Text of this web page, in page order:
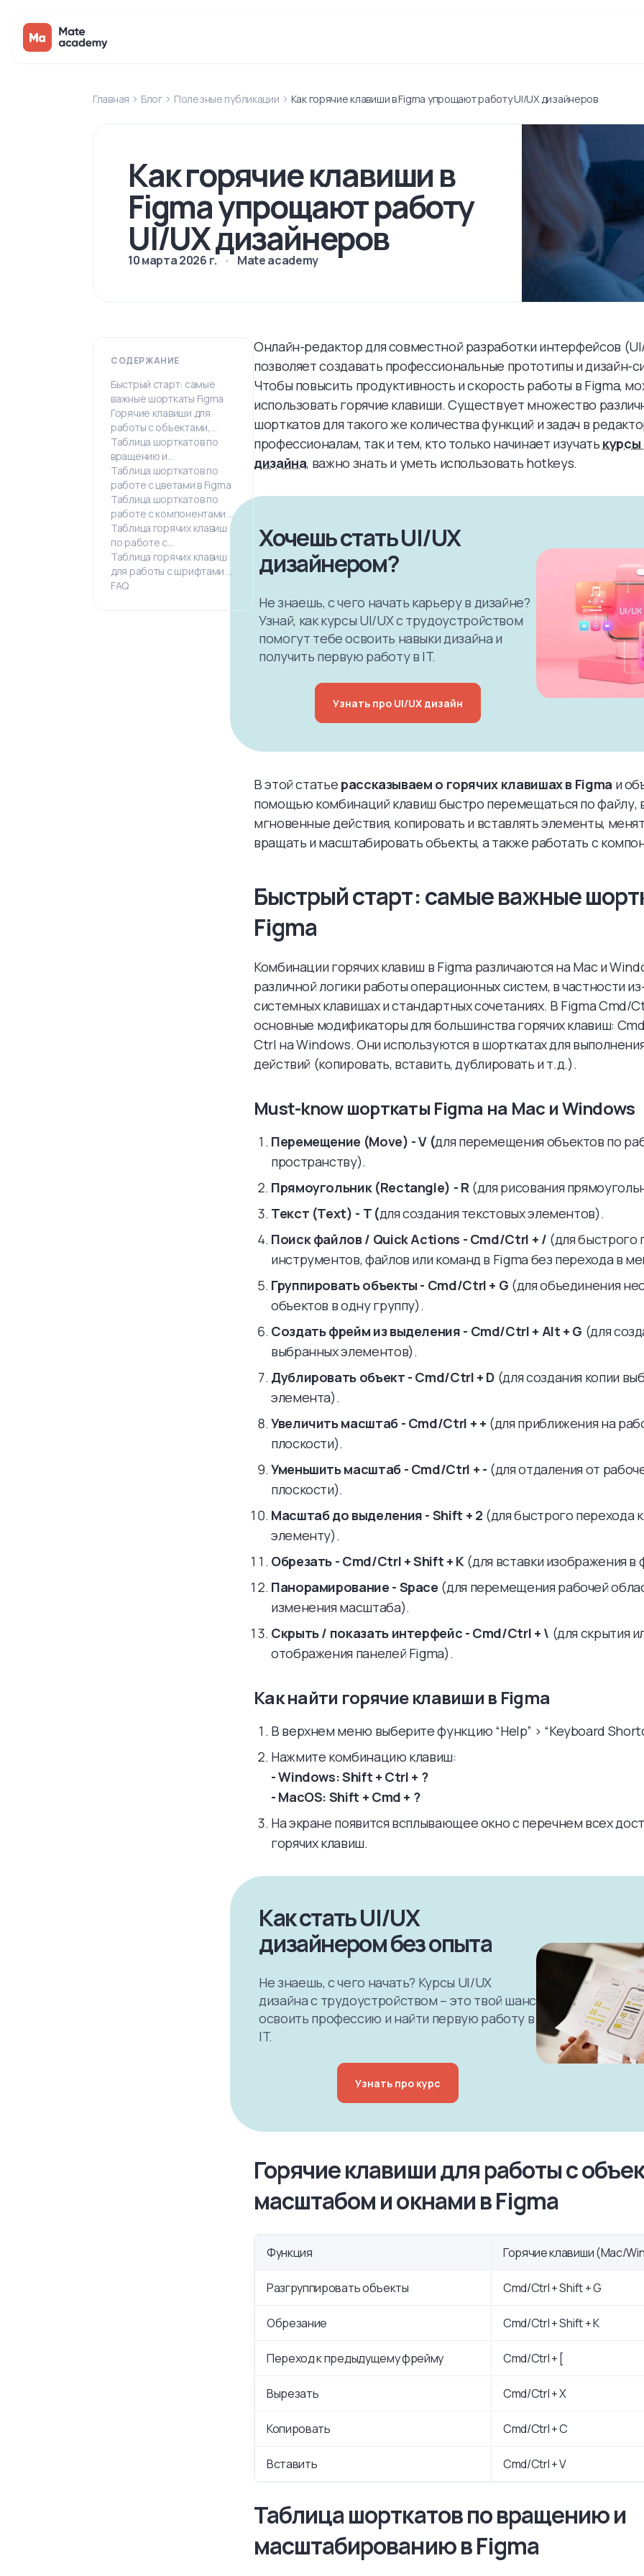
Главная Блог Полезные публикации Как горячие клавиши в Figma упрощают работу UI/UX дизайнеров
Как горячие клавиши в
Figma упрощают работу
UI/UX дизайнеров
10 марта 2026 г. Mate academy
СОДЕРЖАНИЕ
Быстрый старт: самые
важные шорткаты Figma
Горячие клавиши для
работы с объектами,
масштабом и окнами в
Figma
Таблица шорткатов по
вращению и
масштабированию в
Figma
Таблица шорткатов по
работе с цветами в Figma
Таблица шорткатов по
работе с компонентами в
Figma
Таблица горячих клавиш
по работе с
расположением
объектов в Figma
Таблица горячих клавиш
для работы с шрифтами в
Figma
FAQ
Онлайн-редактор для совместной разработки интерфейсов
позволяет создавать профессиональные прототипы и дизайн-
Чтобы повысить продуктивность и скорость работы в Figma,
использовать горячие клавиши. Существует множество
шорткатов для такого же количества функций и задач в
профессионалам, так и тем, кто только начинает изучать курсы
дизайна, важно знать и уметь использовать hotkeys.
Хочешь стать UI/UX
дизайнером?
Не знаешь, с чего начать карьеру в дизайне?
Узнай, как курсы UI/UX с трудоустройством
помогут тебе освоить навыки дизайна и
получить первую работу в IT.
Узнать про UI/UX дизайн
В этой статье рассказываем о горячих клавишах в Figma и
помощью комбинаций клавиш быстро перемещаться по файлу,
мгновенные действия, копировать и вставлять элементы,
вращать и масштабировать объекты, а также работать с
Быстрый старт: самые важные
Figma
Комбинации горячих клавиш в Figma различаются на Mac и
различной логики работы операционных систем, в частности
системных клавишах и стандартных сочетаниях. В Figma Cmd/
основные модификаторы для большинства горячих клавиш:
Ctrl на Windows. Они используются в шорткатах для
действий (копировать, вставить, дублировать и т.д.).
Must-know шорткаты Figma на Mac и Windows
Перемещение (Move) - V (для перемещения объектов по
пространству).
Прямоугольник (Rectangle) - R (для рисования
Текст (Text) - T (для создания текстовых элементов).
Поиск файлов / Quick Actions - Cmd/Ctrl + / (для быстрого
инструментов, файлов или команд в Figma без перехода в
Группировать объекты - Cmd/Ctrl + G (для объединения
объектов в одну группу).
Создать фрейм из выделения - Cmd/Ctrl + Alt + G (для
выбранных элементов).
Дублировать объект - Cmd/Ctrl + D (для создания копии
элемента).
Увеличить масштаб - Cmd/Ctrl + + (для приближения на
плоскости).
Уменьшить масштаб - Cmd/Ctrl + - (для отдаления от
плоскости).
Масштаб до выделения - Shift + 2 (для быстрого перехода
элементу).
Обрезать - Cmd/Ctrl + Shift + K (для вставки изображения в
Панорамирование - Space (для перемещения рабочей
изменения масштаба).
Скрыть / показать интерфейс - Cmd/Ctrl + \ (для скрытия
отображения панелей Figma).
Как найти горячие клавиши в Figma
В верхнем меню выберите функцию “Help” > “Keyboard
Нажмите комбинацию клавиш:
-Windows: Shift + Ctrl + ?
- MacOS: Shift + Cmd + ?
На экране появится всплывающее окно с перечнем всех
горячих клавиш.
Как стать UI/UX
дизайнером без опыта
Не знаешь, с чего начать? Курсы UI/UX
дизайна с трудоустройством – это твой шанс
освоить профессию и найти первую работу в
IT.
Узнать про курс
Горячие клавиши для работы с
масштабом и окнами в Figma
Функция Горячие клавиши (Mac/
Разгруппировать объекты Cmd/Ctrl + Shift + G
Обрезание Cmd/Ctrl + Shift + K
Переход к предыдущему фрейму Cmd/Ctrl + [
Вырезать Cmd/Ctrl + X
Копировать Cmd/Ctrl + C
Вставить Cmd/Ctrl + V
Таблица шорткатов по вращению и
масштабированию в Figma